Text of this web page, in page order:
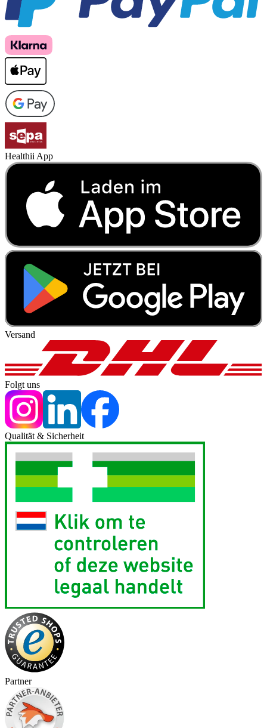
Healthii App
Versand
Folgt uns
Qualität & Sicherheit
Partner